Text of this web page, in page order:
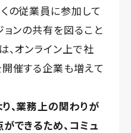
の従業員に参加して
ョンの共有を図ること
、オンライン上で社
催する企業も増えて
、業務上の関わりが
できるため、コミュ